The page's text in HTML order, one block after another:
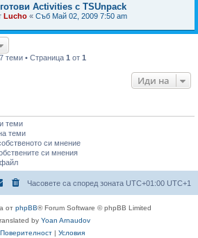
Activities с TSUnpack
Lucho « Съб Май 02, 2009 7:50 am
7 теми • Страница 1 от 1
Иди на
теми
теми
си мнение
си мнения
файл
Часовете са според зоната UTC+01:00 UTC+1
от phpBB® Forum Software © phpBB Limited
by Yoan Arnaudov
Поверителност
Условия